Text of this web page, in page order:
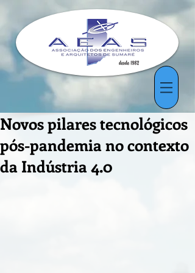
Novos pilares tecnológicos
pós-pandemia no contexto
da Indústria 4.0